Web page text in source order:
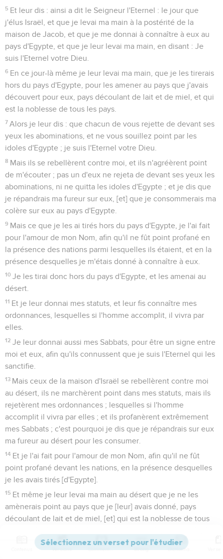
5 Et leur dis : ainsi a dit le Seigneur l'Eternel : le jour que
j'élus Israël, et que je levai ma main à la postérité de la
maison de Jacob, et que je me donnai à connaître à eux au
pays d'Egypte, et que je leur levai ma main, en disant : Je
suis l'Eternel votre Dieu.
6 En ce jour-là même je leur levai ma main, que je les tirerais
hors du pays d'Egypte, pour les amener au pays que j'avais
découvert pour eux, pays découlant de lait et de miel, et qui
est la noblesse de tous les pays.
7 Alors je leur dis : que chacun de vous rejette de devant ses
yeux les abominations, et ne vous souillez point par les
idoles d'Egypte ; je suis l'Eternel votre Dieu.
8 Mais ils se rebellèrent contre moi, et ils n'agréèrent point
de m'écouter ; pas un d'eux ne rejeta de devant ses yeux les
abominations, ni ne quitta les idoles d'Egypte ; et je dis que
je répandrais ma fureur sur eux, [et] que je consommerais ma
colère sur eux au pays d'Egypte.
9 Mais ce que je les ai tirés hors du pays d'Egypte, je l'ai fait
pour l'amour de mon Nom, afin qu'il ne fût point profané en
la présence des nations parmi lesquelles ils étaient, et en la
présence desquelles je m'étais donné à connaître à eux.
10 Je les tirai donc hors du pays d'Egypte, et les amenai au
désert.
11 Et je leur donnai mes statuts, et leur fis connaître mes
ordonnances, lesquelles si l'homme accomplit, il vivra par
elles.
12 Je leur donnai aussi mes Sabbats, pour être un signe entre
moi et eux, afin qu'ils connussent que je suis l'Eternel qui les
sanctifie.
13 Mais ceux de la maison d'Israël se rebellèrent contre moi
au désert, ils ne marchèrent point dans mes statuts, mais ils
rejetèrent mes ordonnances ; lesquelles si l'homme
accomplit il vivra par elles ; et ils profanèrent extrêmement
mes Sabbats ; c'est pourquoi je dis que je répandrais sur eux
ma fureur au désert pour les consumer.
14 Et je l'ai fait pour l'amour de mon Nom, afin qu'il ne fût
point profané devant les nations, en la présence desquelles
je les avais tirés [d'Egypte].
15 Et même je leur levai ma main au désert que je ne les
amènerais point au pays que je [leur] avais donné, pays
découlant de lait et de miel, [et] qui est la noblesse de tous
Parce qu'ils avaient rejeté mes ordonnances, qu'ils
Versions Commentaires Strong